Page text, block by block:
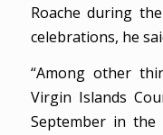
Roache during
celebrations, he
“Among other
Virgin Islands
September in the